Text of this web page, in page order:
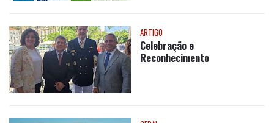
ARTIGO
Celebração e
Reconhecimento